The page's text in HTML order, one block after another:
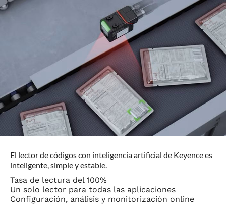
El lector de códigos con inteligencia artificial de Keyence es
inteligente, simple y estable.
Tasa de lectura del 100%
Un solo lector para todas las aplicaciones
Configuración, análisis y monitorización online